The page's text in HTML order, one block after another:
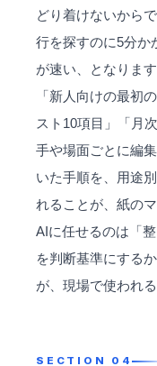
どり着けないから
行を探すのに5分か
が速い、となりま
「新人向けの最初
スト10項目」「月
手や場面ごとに編
いた手順を、用途
れることが、紙の
AIに任せるのは「
を判断基準にする
が、現場で使われ